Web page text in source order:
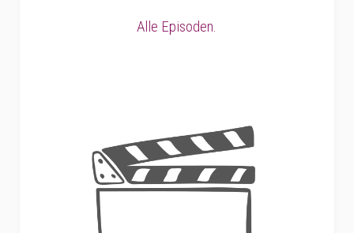
Alle Episoden.